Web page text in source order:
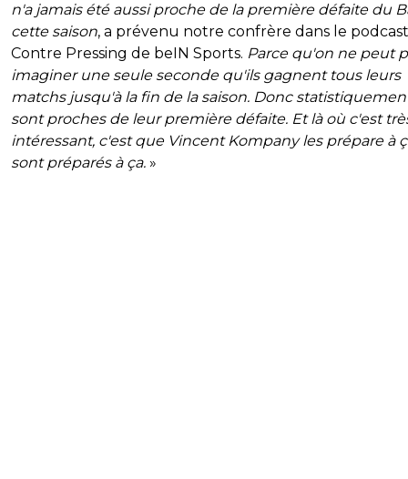
n'a jamais été aussi proche de la première défaite du
cette saison, a prévenu notre confrère dans le podcast
Contre Pressing de beIN Sports. Parce qu'on ne peut
imaginer une seule seconde qu'ils gagnent tous leurs
matchs jusqu'à la fin de la saison. Donc
sont proches de leur première défaite. Et là où c'est
intéressant, c'est que Vincent Kompany les prépare à
sont préparés à ça. »